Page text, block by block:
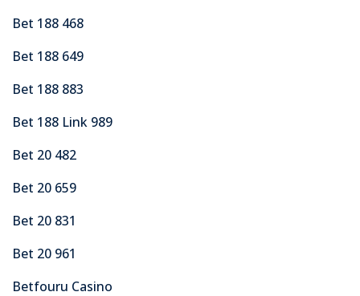
Bet 188 468
Bet 188 649
Bet 188 883
Bet 188 Link 989
Bet 20 482
Bet 20 659
Bet 20 831
Bet 20 961
Betfouru Casino